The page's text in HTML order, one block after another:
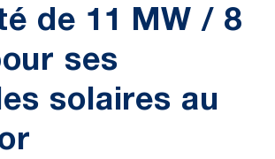
de 11 MW / 8
ses
solaires au